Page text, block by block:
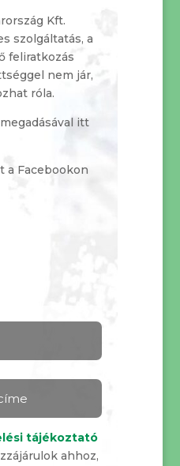
Kft.
szolgáltatás, a
feliratkozás
nem jár,
róla.
itt
a Facebookon
tájékoztató
ahhoz,